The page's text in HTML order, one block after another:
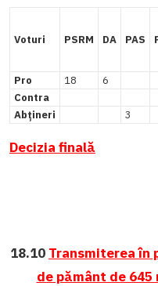
Voturi PSRM DA PAS
Pro 18 6
Contra
Abțineri
3
Decizia finală
18.10 Transmiterea în
de pământ de 645